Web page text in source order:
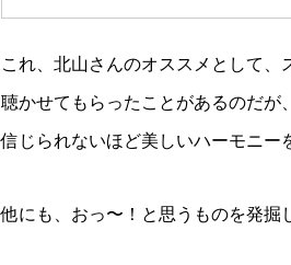
これ、北山さんのオススメとして、
聴かせてもらったことがあるのだが、
信じられないほど美しいハーモニー
他にも、おっ〜！と思うものを発掘